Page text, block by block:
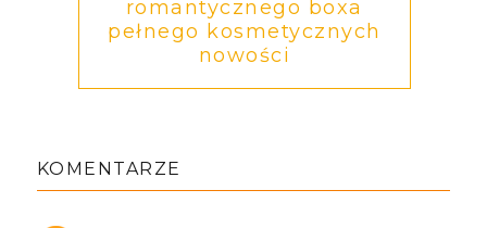
romantycznego boxa
pełnego kosmetycznych
nowości
KOMENTARZE